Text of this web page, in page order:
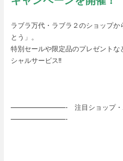
ラブラ万代・ラブラ２のショップ
とう」。
特別セールや限定品のプレゼント
シャルサービス!!
————————- 注目ショップ・
————————-